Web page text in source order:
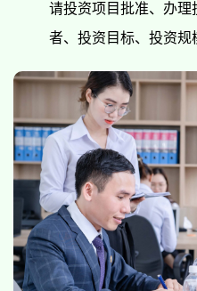
请投资项目批准、办理
者、投资目标、投资规